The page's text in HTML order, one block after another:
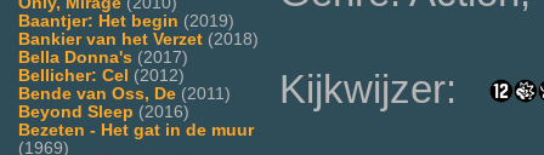
Baantjer: Het begin (2019)
Bankier van het Verzet (2018)
Bella Donna's (2017)
Bellicher: Cel (2012)
Bende van Oss, De (2011)
Beyond Sleep (2016)
Bezeten - Het gat in de muur
(1969)
Kijkwijzer: